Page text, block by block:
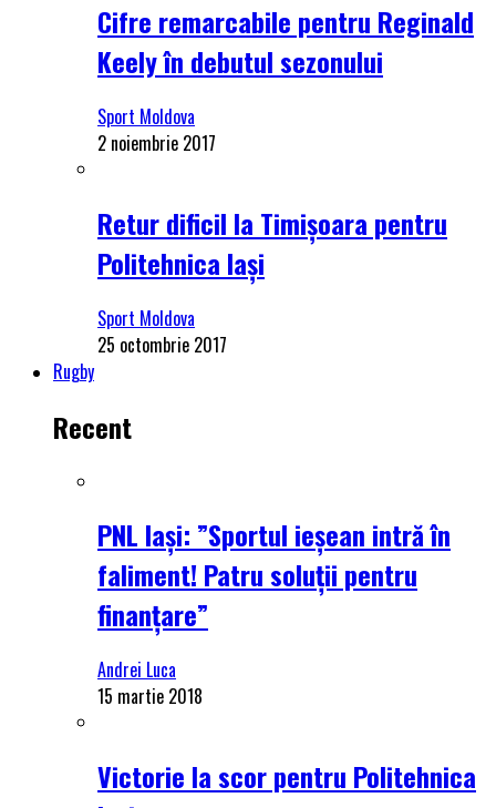
Cifre remarcabile pentru Reginald
Keely în debutul sezonului
Sport Moldova
2 noiembrie 2017
Retur dificil la Timișoara pentru
Politehnica Iași
Sport Moldova
25 octombrie 2017
Rugby
Recent
PNL Iași: ”Sportul ieșean intră în
faliment! Patru soluții pentru
finanțare”
Andrei Luca
15 martie 2018
Victorie la scor pentru Politehnica